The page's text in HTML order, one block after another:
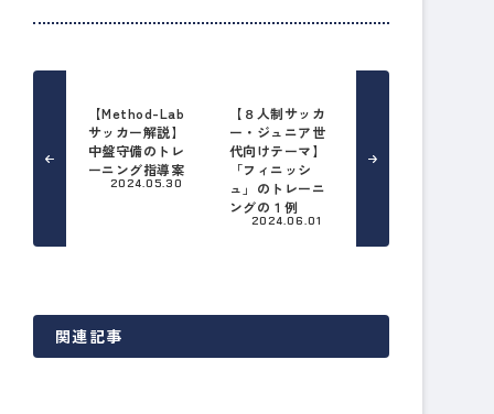
【Method-Lab
サッカー解説】
中盤守備のトレ
ーニング指導案
2024.05.30
【８人制サッカ
ー・ジュニア世
代向けテーマ】
「フィニッシ
ュ」のトレーニ
ングの１例
2024.06.01
関連記事